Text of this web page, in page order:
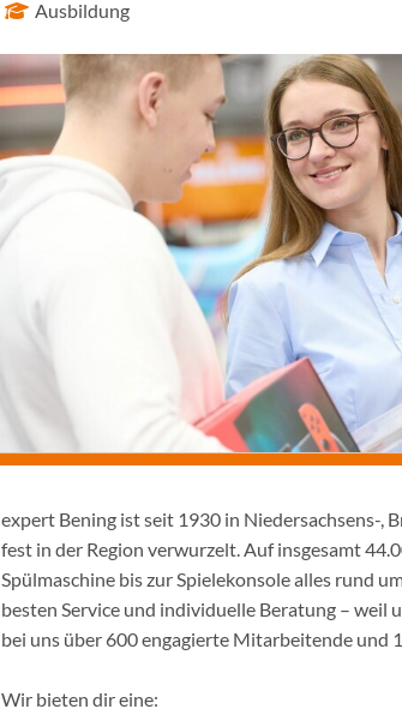
Ausbildung
expert Bening ist seit 1930 in Niedersachsens-,
fest in der Region verwurzelt. Auf insgesamt
Spülmaschine bis zur Spielekonsole alles rund
besten Service und individuelle Beratung – weil
bei uns über 600 engagierte Mitarbeitende und
Wir bieten dir eine: